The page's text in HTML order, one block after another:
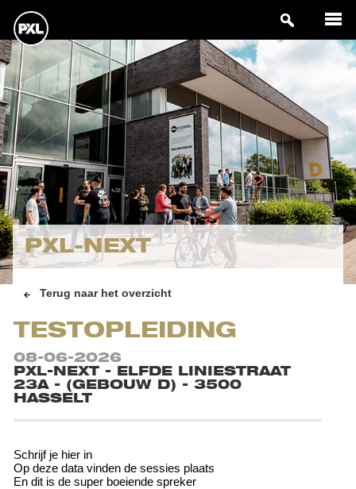
PXL-NEXT
Terug naar het overzicht
TESTOPLEIDING
08-06-2026
PXL-NEXT - ELFDE LINIESTRAAT
23A - (GEBOUW D) - 3500
HASSELT
Schrijf je hier in
Op deze data vinden de sessies plaats
En dit is de super boeiende spreker